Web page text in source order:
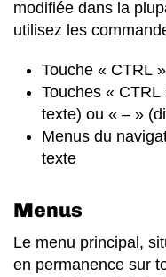
modifiée dans la
utilisez les
Touche « CTRL
Touches «
texte) ou « – »
Menus du
texte
Menus
Le menu principal,
en permanence sur